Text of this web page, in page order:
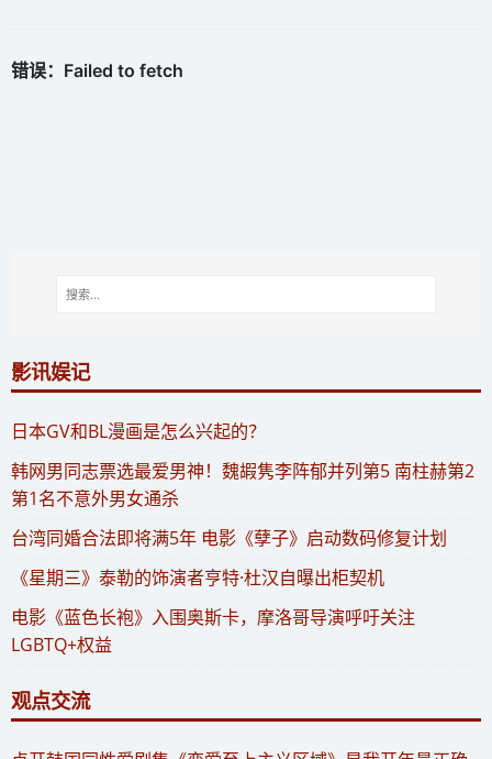
影讯娱记
​日本GV和BL漫画是怎么兴起的？
​韩网男同志票选最爱男神！魏嘏隽李阵郁并列第5 南柱赫第2
第1名不意外男女通杀
​台湾同婚合法即将满5年 电影《孽子》启动数码修复计划
《星期三》泰勒的饰演者亨特·杜汉自曝出柜契机
电影《蓝色长袍》入围奥斯卡，摩洛哥导演呼吁关注
LGBTQ+权益
观点交流